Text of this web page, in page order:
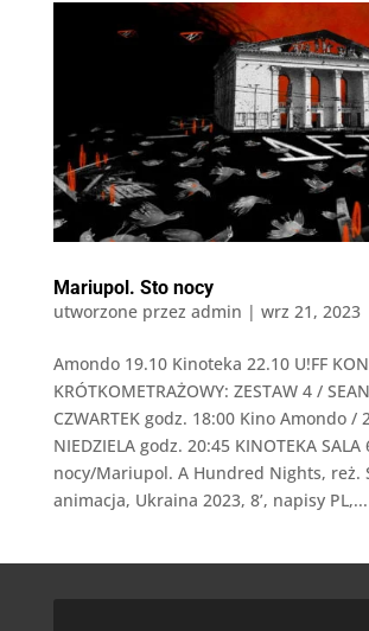
Mariupol. Sto nocy
utworzone przez admin | wrz 21, 2023
Amondo 19.10 Kinoteka 22.10 U!FF
KRÓTKOMETRAŻOWY: ZESTAW 4 /
CZWARTEK godz. 18:00 Kino Amondo /
NIEDZIELA godz. 20:45 KINOTEKA SALA
nocy/Mariupol. A Hundred Nights, reż.
animacja, Ukraina 2023, 8’, napisy PL,...